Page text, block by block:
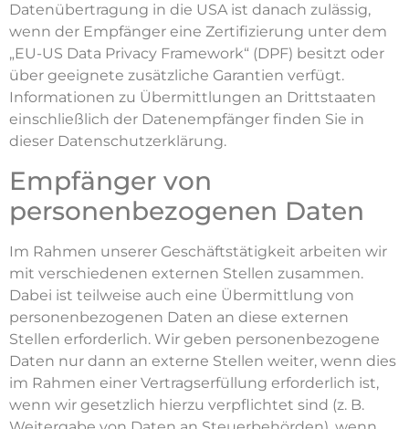
Datenübertragung in die USA ist danach zulässig,
wenn der Empfänger eine Zertifizierung unter dem
„EU-US Data Privacy Framework“ (DPF) besitzt oder
über geeignete zusätzliche Garantien verfügt.
Informationen zu Übermittlungen an Drittstaaten
einschließlich der Datenempfänger finden Sie in
dieser Datenschutzerklärung.
Empfänger von
personenbezogenen Daten
Im Rahmen unserer Geschäftstätigkeit arbeiten wir
mit verschiedenen externen Stellen zusammen.
Dabei ist teilweise auch eine Übermittlung von
personenbezogenen Daten an diese externen
Stellen erforderlich. Wir geben personenbezogene
Daten nur dann an externe Stellen weiter, wenn dies
im Rahmen einer Vertragserfüllung erforderlich ist,
wenn wir gesetzlich hierzu verpflichtet sind (z. B.